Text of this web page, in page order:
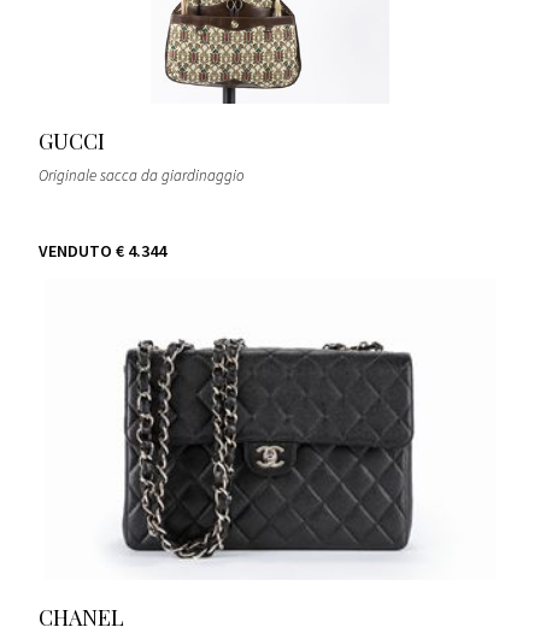
GUCCI
Originale sacca da giardinaggio
VENDUTO € 4.344
CHANEL